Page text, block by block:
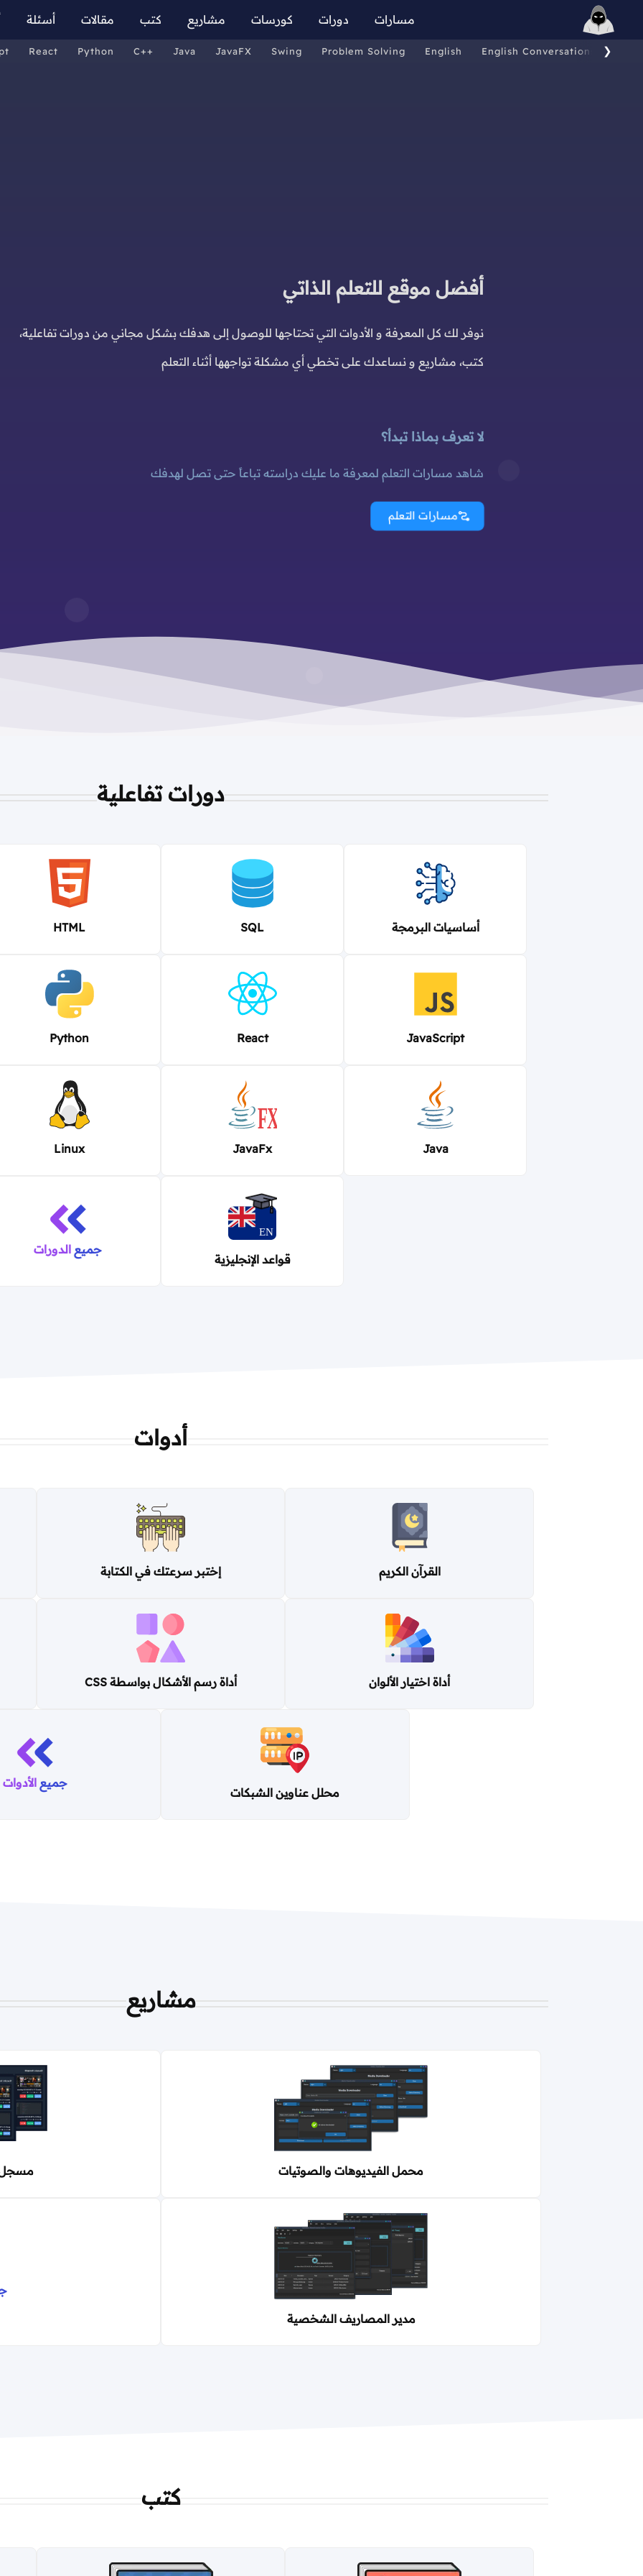
مسارات دورات كورسات مشاريع كتب مقالات أسئلة
React Python C++ Java JavaFX Swing Problem Solving English English Conversations ❯
أفضل موقع للتعلم الذاتي
نوفر لك كل المعرفة و الأدوات التي تحتاجها للوصول إلى هدفك بشكل مجاني من دورات تفاعلية،
كتب، مشاريع و نساعدك على تخطي أي مشكلة تواجهها أثناء التعلم
لا تعرف بماذا تبدأ؟
شاهد مسارات التعلم لمعرفة ما عليك دراسته تباعاً حتى تصل لهدفك
مسارات التعلم
دورات تفاعلية
أساسيات البرمجة SQL
HTML
JavaScript
React
Python
Java
JavaFx
Linux
قواعد الإنجليزية
جميع الدورات
أدوات
القرآن الكريم إختبر سرعتك في الكتابة
أداة اختيار الألوان أداة رسم الأشكال بواسطة CSS
محلل عناوين الشبكات
جميع الأدوات
مشاريع
محمل الفيديوهات والصوتيات مسجل
مدير المصاريف الشخصية
كتب